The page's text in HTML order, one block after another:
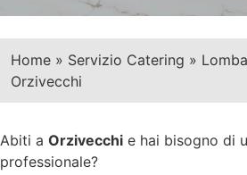
Home » Servizio Catering »
Orzivecchi
Abiti a Orzivecchi e hai bisogno di
professionale?